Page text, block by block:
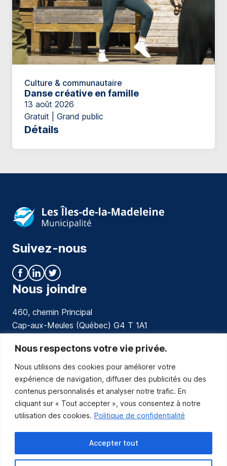
Nous respectons votre vie privée.
Nous utilisons des cookies pour améliorer votre
expérience de navigation, diffuser des publicités ou des
contenus personnalisés et analyser notre trafic. En
cliquant sur « Tout accepter », vous consentez à notre
utilisation des cookies. Politique de confidentialité
Accepter tout
Culture & communautaire
Danse créative en famille
13 août 2026
Gratuit | Grand public
Détails
Suivez-nous
Nous joindre
460, chemin Principal
Cap-aux-Meules (Québec) G4 T 1A1
communications@muniles.ca
418 986-3100
Composez le 1 en tout temps pour toutes urgences.
Abonnez-vous
Abonnez-vous pour recevoir les nouvelles
de la Municipalité par courriel.